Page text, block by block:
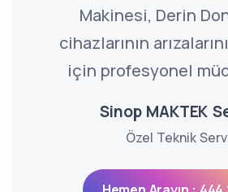
Makinesi, Derin
cihazlarının
için profesyonel
Sinop MAKTEK
Özel Teknik